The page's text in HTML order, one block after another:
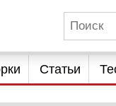
Статьи